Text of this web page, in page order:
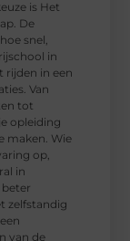
is Het
De
snel,
in
rijden in een
Van
tot
opleiding
maken. Wie
op,
in
zelfstandig
van de